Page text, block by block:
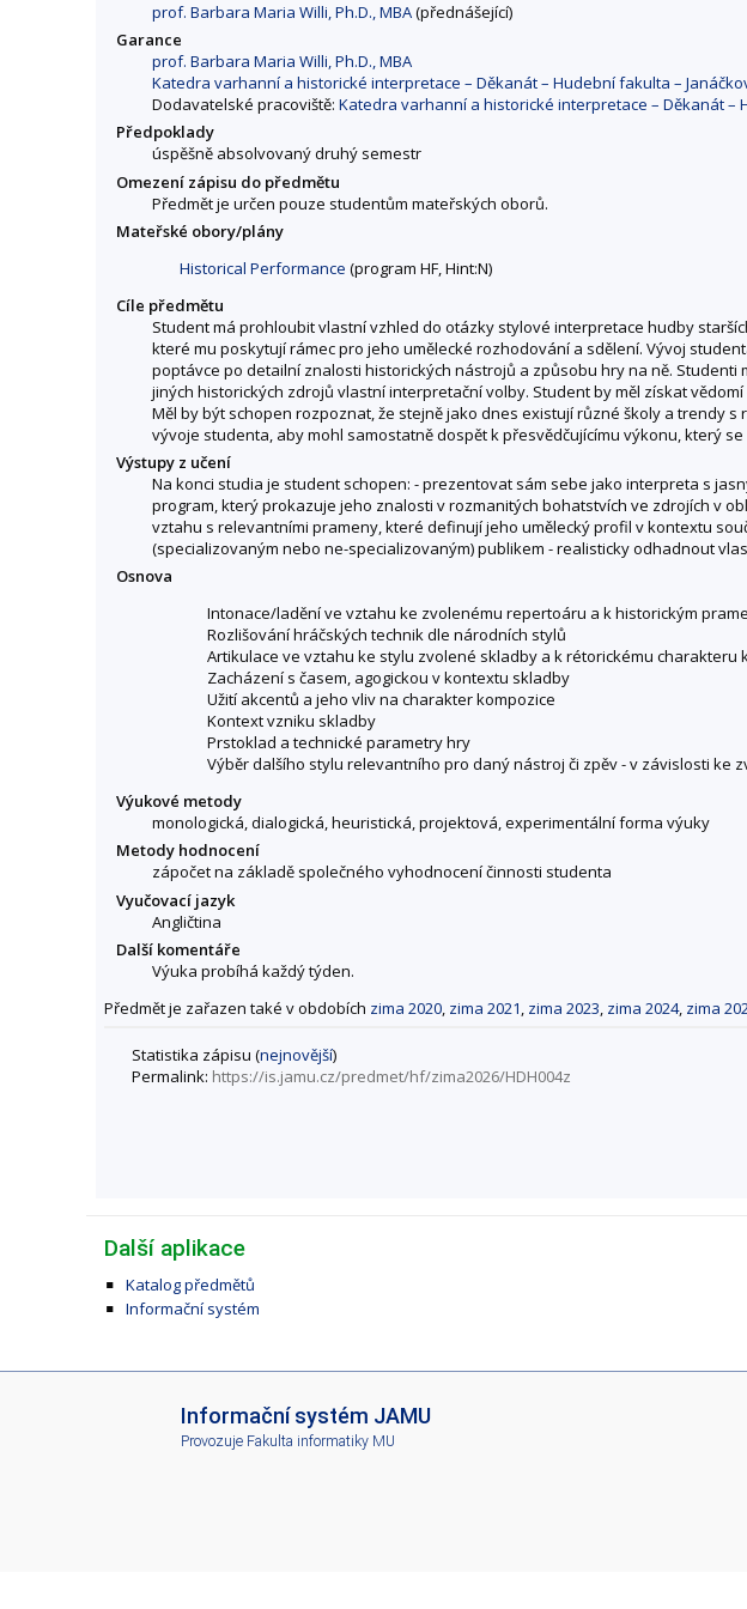
prof. Barbara Maria Willi, Ph.D., MBA(přednášející)
Garance
prof. Barbara Maria Willi, Ph.D., MBA
Katedra varhanní a historické interpretace – Děkanát – Hudební fakulta –
Dodavatelské pracoviště: Katedra varhanní a historické interpretace – Děkanát –
Předpoklady
úspěšně absolvovaný druhý semestr
Omezení zápisu do předmětu
Předmět je určen pouze studentům mateřských oborů.
Mateřské obory/plány
Historical Performance (program HF, Hint:N)
Cíle předmětu
Student má prohloubit vlastní vzhled do otázky stylové interpretace hudby
které mu poskytují rámec pro jeho umělecké rozhodování a sdělení. Vývoj
poptávce po detailní znalosti historických nástrojů a způsobu hry na ně.
jiných historických zdrojů vlastní interpretační volby. Student by měl získat
Měl by být schopen rozpoznat, že stejně jako dnes existují různé školy a trendy
vývoje studenta, aby mohl samostatně dospět k přesvědčujícímu výkonu, který
Výstupy z učení
Na konci studia je student schopen: - prezentovat sám sebe jako interpreta s
program, který prokazuje jeho znalosti v rozmanitých bohatstvích ve zdrojích v
vztahu s relevantními prameny, které definují jeho umělecký profil v kontextu
(specializovaným nebo ne-specializovaným) publikem - realisticky odhadnout
Osnova
Intonace/ladění ve vztahu ke zvolenému repertoáru a k historickým
Rozlišování hráčských technik dle národních stylů
Artikulace ve vztahu ke stylu zvolené skladby a k rétorickému charakteru
Zacházení s časem, agogickou v kontextu skladby
Užití akcentů a jeho vliv na charakter kompozice
Kontext vzniku skladby
Prstoklad a technické parametry hry
Výběr dalšího stylu relevantního pro daný nástroj či zpěv - v závislosti ke
Výukové metody
monologická, dialogická, heuristická, projektová, experimentální forma výuky
Metody hodnocení
zápočet na základě společného vyhodnocení činnosti studenta
Vyučovací jazyk
Angličtina
Další komentáře
Výuka probíhá každý týden.
Předmět je zařazen také v obdobích zima 2020, zima 2021, zima 2023, zima 2024, zima
Statistika zápisu (nejnovější)
Permalink: https://is.jamu.cz/predmet/hf/zima2026/HDH004z
Další aplikace
Katalog předmětů
Informační systém
Informační systém JAMU
Provozuje Fakulta informatiky MU